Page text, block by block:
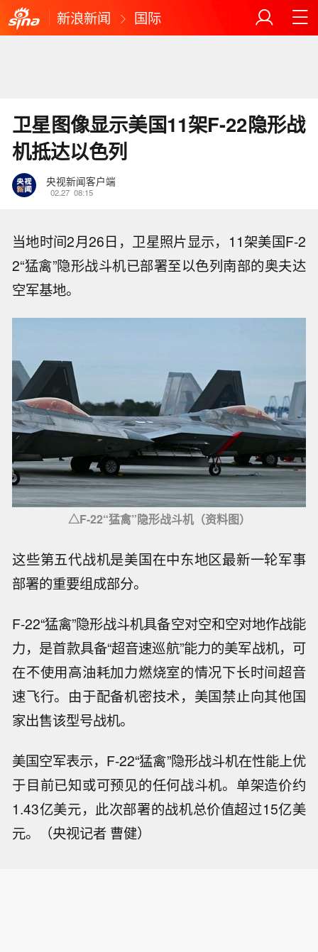
新浪新闻 国际
卫星图像显示美国11架F-22隐形战
机抵达以色列
央视新闻客户端
02.27 08:15
当地时间2月26日，卫星照片显示，11架美国F-2
2“猛禽”隐形战斗机已部署至以色列南部的奥夫达
空军基地。
△F-22“猛禽”隐形战斗机（资料图）
这些第五代战机是美国在中东地区最新一轮军事
部署的重要组成部分。
F-22“猛禽”隐形战斗机具备空对空和空对地作战能
力，是首款具备“超音速巡航”能力的美军战机，可
在不使用高油耗加力燃烧室的情况下长时间超音
速飞行。由于配备机密技术，美国禁止向其他国
家出售该型号战机。
美国空军表示，F-22“猛禽”隐形战斗机在性能上优
于目前已知或可预见的任何战斗机。单架造价约
1.43亿美元，此次部署的战机总价值超过15亿美
元。（央视记者 曹健）